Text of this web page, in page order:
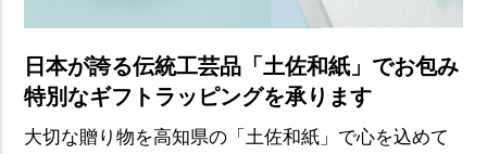
日本が誇る伝統工芸品「土佐和紙」でお包み
特別なギフトラッピングを承ります
大切な贈り物を高知県の「土佐和紙」で心を込めて